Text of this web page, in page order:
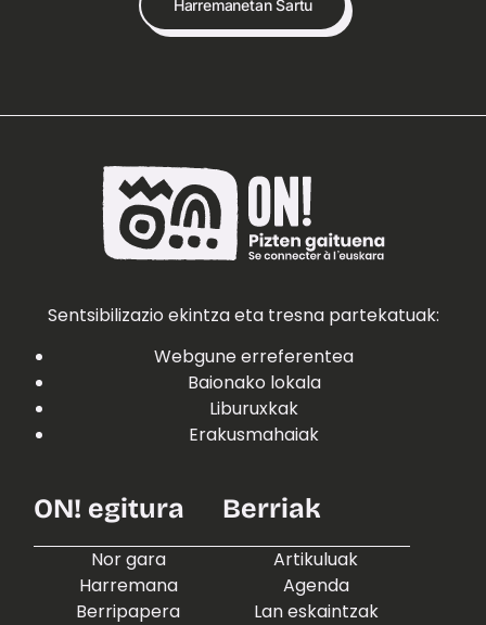
Harremanetan Sartu
Sentsibilizazio ekintza eta tresna partekatuak:
Webgune erreferentea
Baionako lokala
Liburuxkak
Erakusmahaiak
ON! egitura
Nor gara
Harremana
Berripapera
Berriak
Artikuluak
Agenda
Lan eskaintzak